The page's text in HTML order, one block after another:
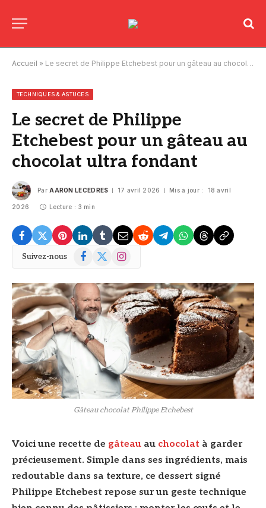
Accueil » Le secret de Philippe Etchebest pour un gâteau au chocolat ultra fondant
TECHNIQUES & ASTUCES
Le secret de Philippe
Etchebest pour un gâteau au
chocolat ultra fondant
Par AARON LECEDRES 17 avril 2026 Mis à jour : 18 avril
2026 Lecture : 3 min
Suivez-nous Facebook
X
Instagram
© DR
Gâteau chocolat Philippe Etchebest
Voici une recette de gâteau au chocolat à garder
précieusement. Simple dans ses ingrédients, mais
redoutable dans sa texture, ce dessert signé
Philippe Etchebest repose sur un geste technique